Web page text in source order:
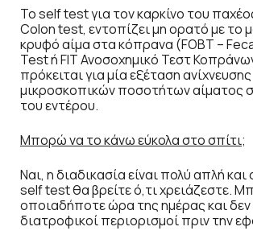
Το self test για τον καρκίνο του
Colon test, εντοπίζει μη ορατό με το
κρυφό αίμα στα κόπρανα (FOBT –
Test ή FIT Ανοσοχημικό Τεστ
πρόκειται για μία εξέταση ανίχνευσης
μικροσκοπικών ποσοτήτων αίματος
του εντέρου.
Μπορώ να το κάνω εύκολα στο σπίτι;
Ναι, η διαδικασία είναι πολύ απλή και
self test θα βρείτε ό,τι χρειάζεστε.
οποιαδήποτε ώρα της ημέρας και
διατροφικοί περιορισμοί πριν την